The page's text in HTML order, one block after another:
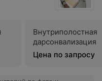
Внутриполостная
дарсонвализация
Цена по запросу